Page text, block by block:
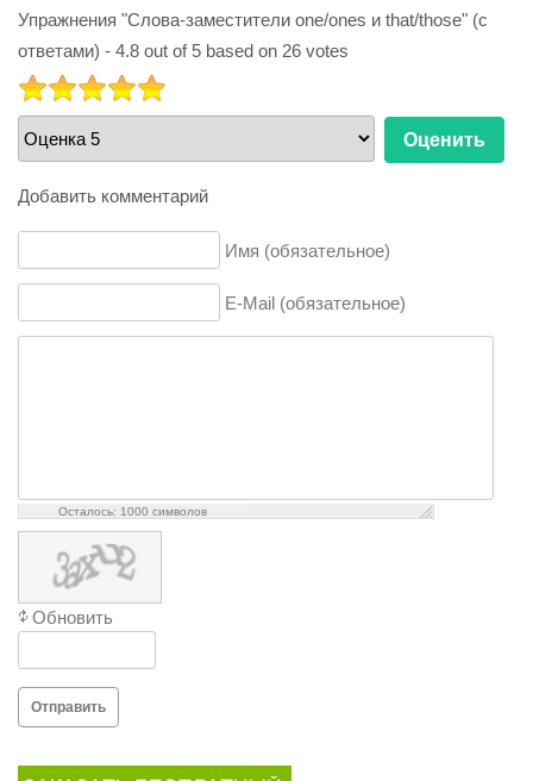
Упражнения "Слова-заместители one/ones и that/those" (с
ответами) - 4.8 out of 5 based on 26 votes
РЕЙТИНГ:
Пожалуйста,
оцените
Добавить комментарий
Имя (обязательное)
E-Mail (обязательное)
Осталось: 1000 символов
Обновить
Отправить